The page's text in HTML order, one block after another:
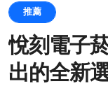
推薦
悅刻電子
出的全新